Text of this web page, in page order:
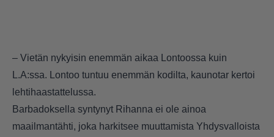
– Vietän nykyisin enemmän aikaa Lontoossa kuin
L.A:ssa. Lontoo tuntuu enemmän kodilta, kaunotar kertoi
lehtihaastattelussa.
Barbadoksella syntynyt Rihanna ei ole ainoa
maailmantähti, joka harkitsee muuttamista Yhdysvalloista